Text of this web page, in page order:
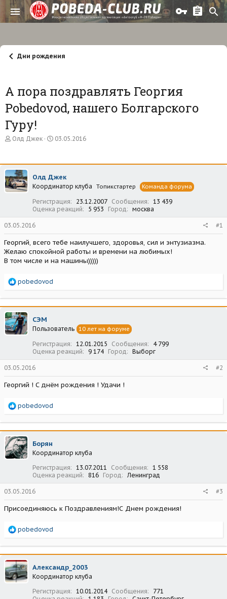
Дни рождения
А пора поздравлять Георгия
Pobedovod, нашего Болгарского
Гуру!
А
о
р
т
е
Олд Джек
Д
а
а
ч
л
а
03.05.2016
Олд Джек
Координатор клуба Топикстартер Команда форума
Регистрация 23.12.2007 Сообщения
13 439
Оценка реакций
5 953 Город москва
03.05.2016 #1
Георгий, всего тебе наилучшего, здоровья, сил и энтузиазма.
Желаю спокойной работы и времени на любимых!
В том числе и на машины)))))
Р
а
к
ц
и
и
pobedovod
СЭМ
Пользователь 10 лет на форуме
Регистрация 12.01.2015 Сообщения
4 799
Оценка реакций
9 174 Город Выборг
03.05.2016 #2
Георгий ! С днём рождения ! Удачи !
Р
а
к
ц
и
и
pobedovod
Борян
Координатор клуба
Регистрация
13.07.2011 Сообщения
1 558
Оценка реакций
816 Город Ленинград
03.05.2016 #3
Присоединяюсь к Поздравлениям!С Днем рождения!
Р
а
к
ц
и
и
pobedovod
Александр_2003
Координатор клуба
Регистрация
10.01.2014 Сообщения
771